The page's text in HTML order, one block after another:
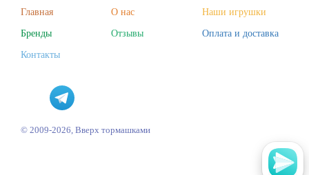
Фигурки
Наборы для творчества
Пазлы
Главная О нас
Наши игрушки
Бренды
Отзывы
Оплата и доставка
Контакты
© 2009-2026, Вверх тормашками